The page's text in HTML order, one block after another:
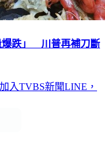
爆跌」 川普再補刀斷
加入TVBS新聞LINE，